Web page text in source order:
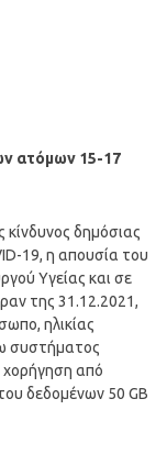
ατόμων 15-17
δημόσιας
19, η απουσία του
Υγείας και σε
της 31.12.2021,
ηλικίας
συστήματος
χορήγηση από
δεδομένων 50 GB